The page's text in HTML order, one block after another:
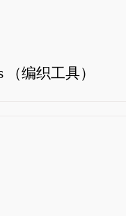
编织工具）